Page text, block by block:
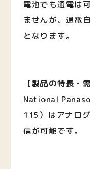
電池でも通電は
ませんが、通電
となります。
【製品の特長・
National
115）はアナロ
信が可能です。